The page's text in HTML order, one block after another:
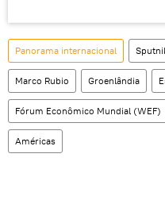
Panorama internacional
Marco Rubio Groenlândia
Fórum Econômico Mundial (WEF)
Américas